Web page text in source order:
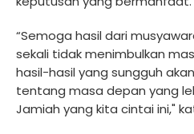
“Semoga hasil dari
sekali tidak menimbulkan
hasil-hasil yang sungguh
tentang masa depan yang
Jamiah yang kita cintai ini,"